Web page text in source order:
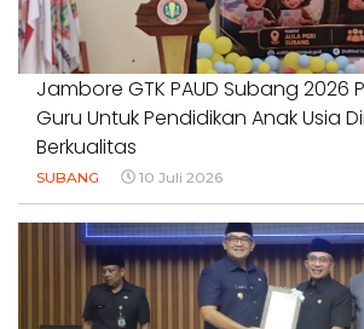
Jambore GTK PAUD Subang 2026
Guru Untuk Pendidikan Anak Usia
Berkualitas
SUBANG 10 Juli 2026